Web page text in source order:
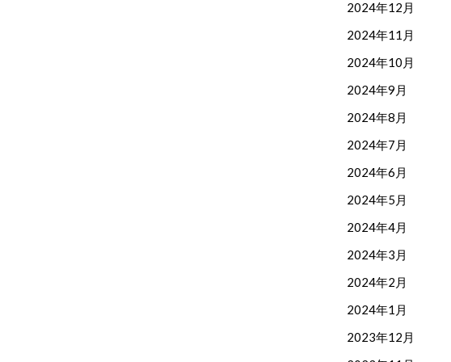
2024年12月
2024年11月
2024年10月
2024年9月
2024年8月
2024年7月
2024年6月
2024年5月
2024年4月
2024年3月
2024年2月
2024年1月
2023年12月